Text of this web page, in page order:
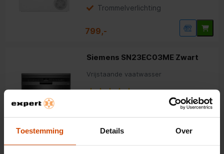
Toestemming Details Over
Trommelverlichting
799,-
Siemens SN23EC03ME Zwart
Vrijstaande vaatwasser
4.9 (128)
Geluidsniveau: 42 dB